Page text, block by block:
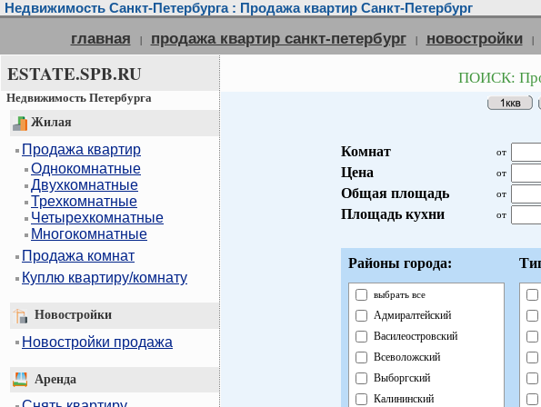
Недвижимость Санкт-Петербурга : Продажа квартир Санкт-Петербург
главная | продажа квартир санкт-петербург | новостройки |
ESTATE.SPB.RU
Недвижимость Петербурга
Жилая
Продажа квартир
Однокомнатные
Двухкомнатные
Трехкомнатные
Четырехкомнатные
Многокомнатные
Продажа комнат
Куплю квартиру/комнату
Новостройки
Новостройки продажа
Аренда
ПОИСК:
Комнат от
Цена от
Общая площадь от
Площадь кухни от
Районы города:
выбрать все
Адмиралтейский
Василеостровский
Всеволожский
Выборгский
Калининский